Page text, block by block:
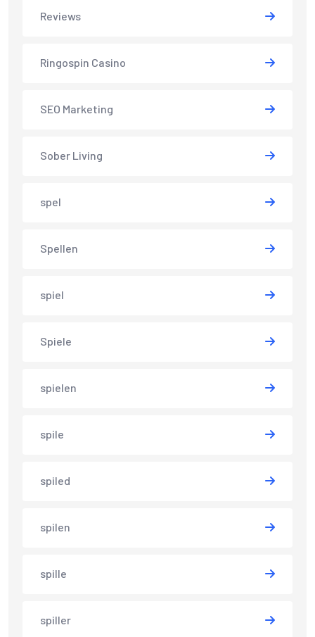
Reviews
Ringospin Casino
SEO Marketing
Sober Living
spel
Spellen
spiel
Spiele
spielen
spile
spiled
spilen
spille
spiller